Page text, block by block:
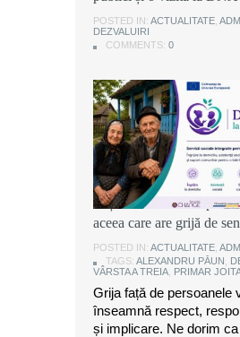
POSTED IN: ACTUALITATE
DEZVALUIRI
COMMENTS: 0
POSTED IN: ACTUALITATE
DEZVALUIRI
COMMENTS: 0
POSTED IN: ACTUALITATE
DEZVALUIRI
COMMENTS: 0
Alexandru Păun, primarul
Joița: O comunitate
aceea care are grijă de
POSTED IN: ACTUALITATE
TAGS: ALEXANDRU PĂUN
VÂRSTA A TREIA PRIMAR
Grija față de persoanele
înseamnă respect,
și implicare. Ne dorim